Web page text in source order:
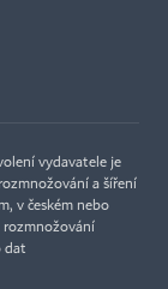
vydavatele je
a šíření
v českém nebo
rozmnožování
dat